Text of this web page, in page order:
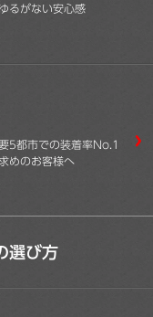
るがない安心感
5都市での装着率No.1
めのお客様へ
選び方